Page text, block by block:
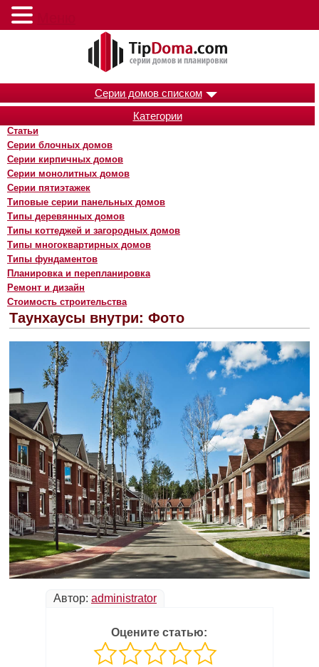
Серии домов списком
Категории
Статьи
Серии блочных домов
Серии кирпичных домов
Серии монолитных домов
Серии пятиэтажек
Типовые серии панельных домов
Типы деревянных домов
Типы коттеджей и загородных домов
Типы многоквартирных домов
Типы фундаментов
Планировка и перепланировка
Ремонт и дизайн
Стоимость строительства
Таунхаусы внутри: Фото
Автор: administrator
Оцените статью: